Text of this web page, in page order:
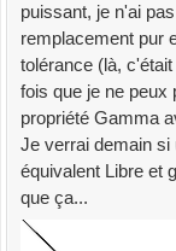
puissant, je n'ai
remplacement pur
tolérance (là,
fois que je ne peux
propriété Gamma
Je verrai demain si
équivalent Libre et
que ça...